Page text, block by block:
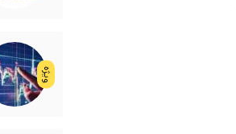
ویژه